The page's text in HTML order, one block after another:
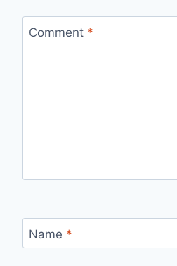
Comment *
Name *